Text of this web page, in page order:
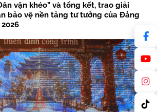
vận khéo” và tổng kết, trao giải
bảo vệ nền tảng tư tưởng của Đảng